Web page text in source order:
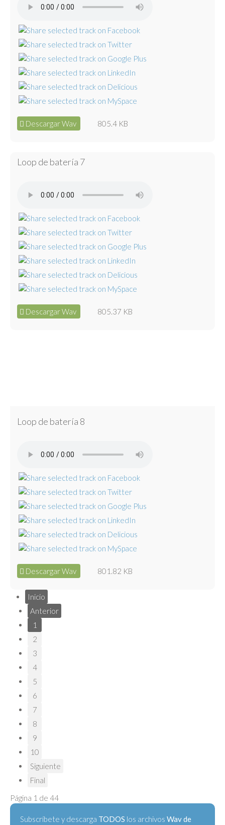
Descargar Wav 805.4 KB
Loop de batería 7
Descargar Wav 805.37 KB
Loop de batería 8
Descargar Wav 801.82 KB
Inicio
Anterior
1
2
3
4
5
6
7
8
9
10
Siguiente
Final
Página 1 de 44
Subscríbete y descarga TODOS los archivos Wav de